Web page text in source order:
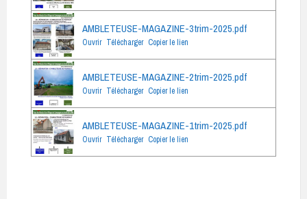
AMBLETEUSE-MAGAZINE-3trim-2025.pdf
Ouvrir Télécharger Copier le lien
AMBLETEUSE-MAGAZINE-2trim-2025.pdf
Ouvrir Télécharger Copier le lien
AMBLETEUSE-MAGAZINE-1trim-2025.pdf
Ouvrir Télécharger Copier le lien